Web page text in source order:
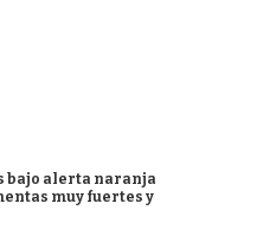
bajo alerta naranja
muy fuertes y